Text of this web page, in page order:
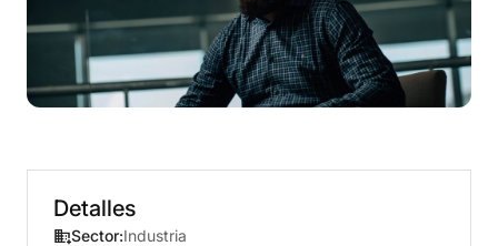
Detalles
Sector:Industria